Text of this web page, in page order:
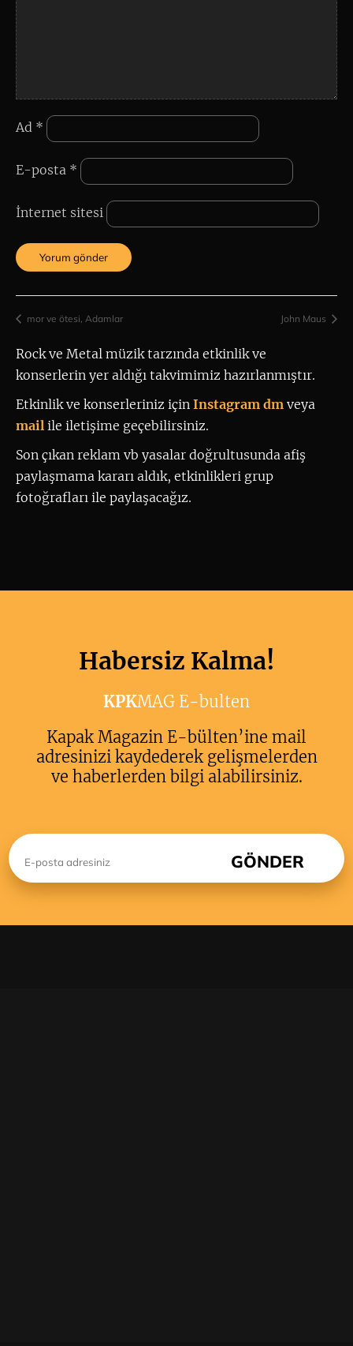
Ad *
E-posta *
İnternet sitesi
mor ve ötesi, Adamlar John Maus
Rock ve Metal müzik tarzında etkinlik ve
konserlerin yer aldığı takvimimiz hazırlanmıştır.
Etkinlik ve konserleriniz için Instagram dm
mail ile iletişime geçebilirsiniz.
Son çıkan reklam vb yasalar doğrultusunda afiş
paylaşmama kararı aldık, etkinlikleri grup
fotoğrafları ile paylaşacağız.
Habersiz Kalma!
KPKMAG E-bulten
Kapak Magazin E-bülten’ine mail
adresinizi kaydederek gelişmelerden
ve haberlerden bilgi alabilirsiniz.